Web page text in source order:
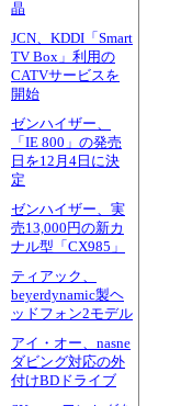
晶
JCN、KDDI「Smart
TV Box」利用の
CATVサービスを
開始
ゼンハイザー、
「IE 800」の発売
日を12月4日に決
定
ゼンハイザー、実
売13,000円の新カ
ナル型「CX985」
ティアック、
beyerdynamic製ヘ
ッドフォン2モデル
アイ・オー、nasne
ダビング対応の外
付けBDドライブ